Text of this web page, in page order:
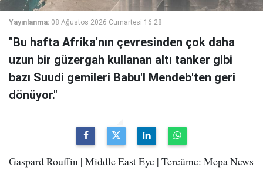
Yayınlanma: 08 Ağustos 2026 Cumartesi 16:28
"Bu hafta Afrika'nın çevresinden çok daha
uzun bir güzergah kullanan altı tanker gibi
bazı Suudi gemileri Babu'l Mendeb'ten geri
dönüyor."
Gaspard Rouffin | Middle East Eye | Tercüme: Mepa News